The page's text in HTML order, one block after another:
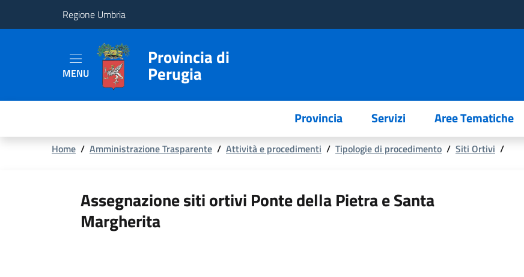
Regione Umbria
Tematiche
MENU
Provincia di
Perugia
Provincia Servizi Aree Tematiche
Briciole
pane
Home / Amministrazione Trasparente / Attività e procedimenti / Tipologie di procedimento / Siti Ortivi /
Assegnazione siti ortivi Ponte della Pietra e Santa
Margherita